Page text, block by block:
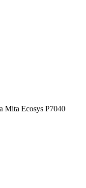
Mita Ecosys P7040